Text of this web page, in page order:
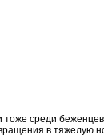
тоже среди
в тяжелую